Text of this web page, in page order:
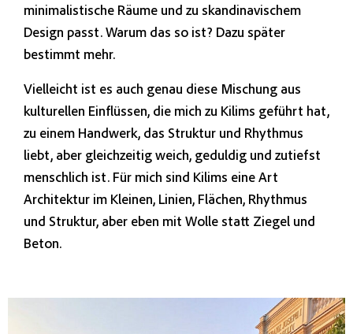
minimalistische Räume und zu skandinavischem
Design passt. Warum das so ist? Dazu später
bestimmt mehr.
Vielleicht ist es auch genau diese Mischung aus
kulturellen Einflüssen, die mich zu Kilims geführt hat,
zu einem Handwerk, das Struktur und Rhythmus
liebt, aber gleichzeitig weich, geduldig und zutiefst
menschlich ist. Für mich sind Kilims eine Art
Architektur im Kleinen, Linien, Flächen, Rhythmus
und Struktur, aber eben mit Wolle statt Ziegel und
Beton.